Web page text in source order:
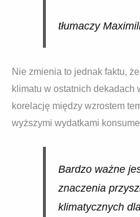
tłumaczy
Nie zmienia to jednak faktu,
klimatu w ostatnich dekadach
korelację między wzrostem
wyższymi wydatkami
Bardzo ważne
znaczenia
klimatycznych